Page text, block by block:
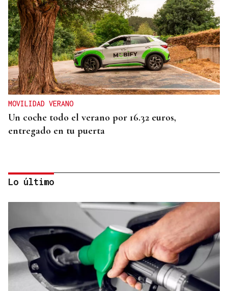
MOVILIDAD VERANO
Un coche todo el verano por 16.32 euros,
entregado en tu puerta
CONATO EXTINGUIDO
Lo último